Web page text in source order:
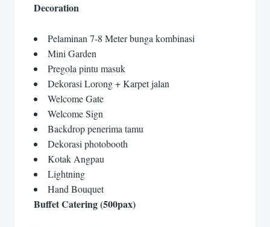
Decoration
Pelaminan 7-8 Meter bunga kombinasi
Mini Garden
Pregola pintu masuk
Dekorasi Lorong + Karpet jalan
Welcome Gate
Welcome Sign
Backdrop penerima tamu
Dekorasi photobooth
Kotak Angpau
Lightning
Hand Bouquet
Buffet Catering (500pax)